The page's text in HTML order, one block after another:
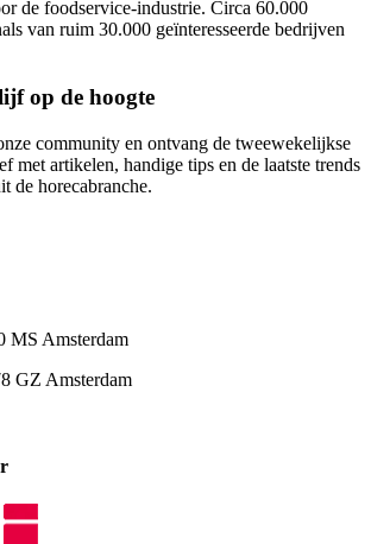
de foodservice-industrie. Circa 60.000
van ruim 30.000 geïnteresseerde bedrijven
op de hoogte
community en ontvang de tweewekelijkse
met artikelen, handige tips en de laatste trends
de horecabranche.
MS Amsterdam
GZ Amsterdam